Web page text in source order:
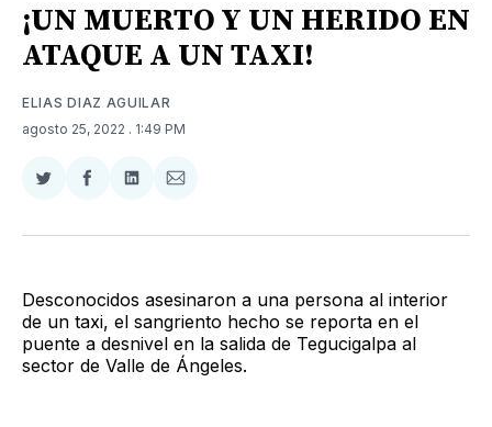
¡UN MUERTO Y UN HERIDO EN
ATAQUE A UN TAXI!
ELIAS DIAZ AGUILAR
agosto 25, 2022 . 1:49 PM
Compartir
Twitter
Compartir
Facebook
Compartir
LinkedIn
Compartir
Email
Desconocidos asesinaron a una persona al interior
de un taxi, el sangriento hecho se reporta en el
puente a desnivel en la salida de Tegucigalpa al
sector de Valle de Ángeles.